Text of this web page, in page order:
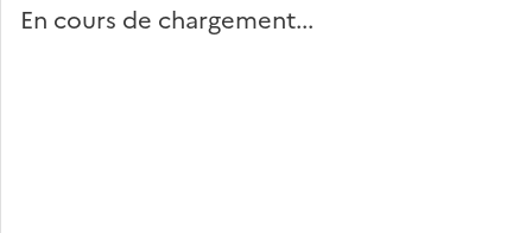
En cours de chargement...